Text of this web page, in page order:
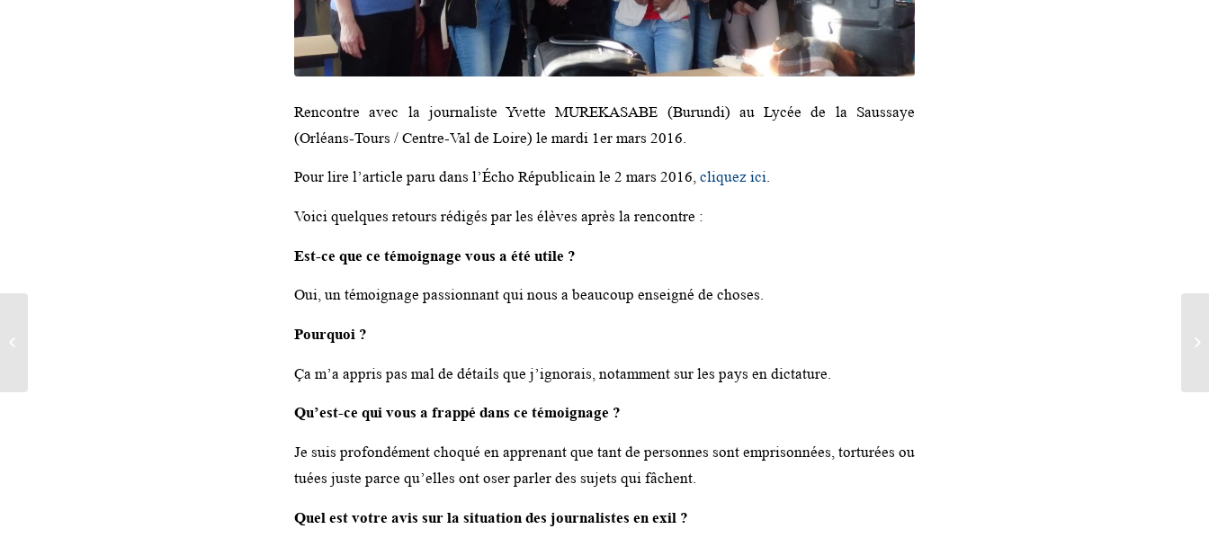
Rencontre avec la journaliste Yvette MUREKASABE (Burundi) au Lycée de la Saussaye
(Orléans-Tours / Centre-Val de Loire) le mardi 1er mars 2016.
Pour lire l’article paru dans l’Écho Républicain le 2 mars 2016, cliquez ici.
Voici quelques retours rédigés par les élèves après la rencontre :
Est-ce que ce témoignage vous a été utile ?
Oui, un témoignage passionnant qui nous a beaucoup enseigné de choses.
Pourquoi ?
Ça m’a appris pas mal de détails que j’ignorais, notamment sur les pays en dictature.
Qu’est-ce qui vous a frappé dans ce témoignage ?
Je suis profondément choqué en apprenant que tant de personnes sont emprisonnées, torturées ou
tuées juste parce qu’elles ont oser parler des sujets qui fâchent.
Quel est votre avis sur la situation des journalistes en exil ?